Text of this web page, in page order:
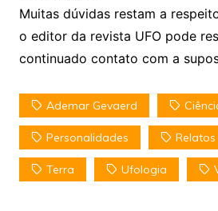
Muitas dúvidas restam a
o editor da revista UFO pode
continuado contato com a
Ademar Gevaerd
Personalidades Relatos
Terra Ufologia